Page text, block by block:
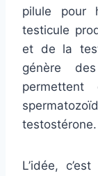
pilule pour
testicule
et de la
génère
testostérone.
L’idée,